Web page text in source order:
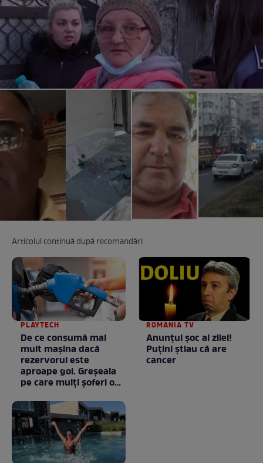
Articolul continuă după recomandări
PLAYTECH
De ce consumă mai
mult mașina dacă
rezervorul este
aproape gol. Greșeala
pe care mulți șoferi o
ROMANIA TV
Anunţul şoc al zilei!
Puţini ştiau că are
cancer